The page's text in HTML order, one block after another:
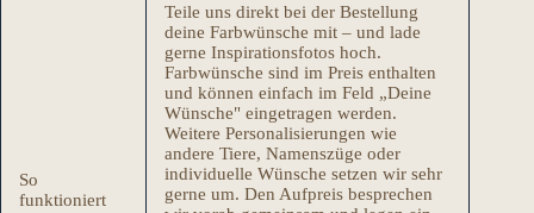
So
funktioniert
Teile uns direkt bei der Bestellung
deine Farbwünsche mit – und lade
gerne Inspirationsfotos hoch.
Farbwünsche sind im Preis enthalten
und können einfach im Feld „Deine
Wünsche" eingetragen werden.
Weitere Personalisierungen wie
andere Tiere, Namenszüge oder
individuelle Wünsche setzen wir sehr
gerne um. Den Aufpreis besprechen